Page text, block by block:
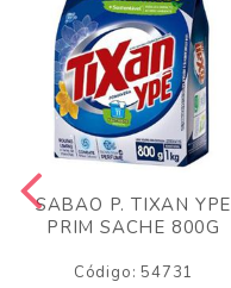
SABAO P. TIXAN YPE
PRIM SACHE 800G
Código: 54731